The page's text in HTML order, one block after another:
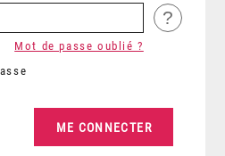
?
Mot de passe oublié ?